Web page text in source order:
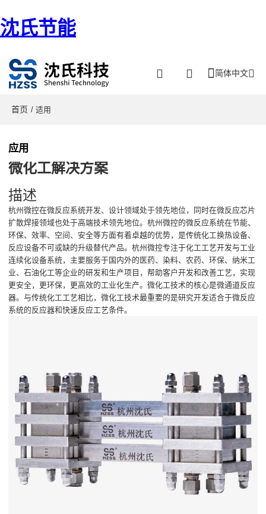
沈氏节能
简体中文
首页 / 适用
应用
微化工解决方案
描述
杭州微控在微反应系统开发、设计领域处于领先地位，同时在微反应芯片
扩散焊接领域也处于高端技术领先地位。杭州微控的微反应系统在节能、
环保、效率、空间、安全等方面有着卓越的优势，是传统化工换热设备、
反应设备不可或缺的升级替代产品。杭州微控专注于化工工艺开发与工业
连续化设备系统，主要服务于国内外的医药、染料、农药、环保、纳米工
业、石油化工等企业的研发和生产项目，帮助客户开发和改善工艺，实现
更安全，更环保，更高效的工业化生产。微化工技术的核心是微通道反应
器。与传统化工工艺相比，微化工技术最重要的是研究开发适合于微反应
系统的反应器和快速反应工艺条件。